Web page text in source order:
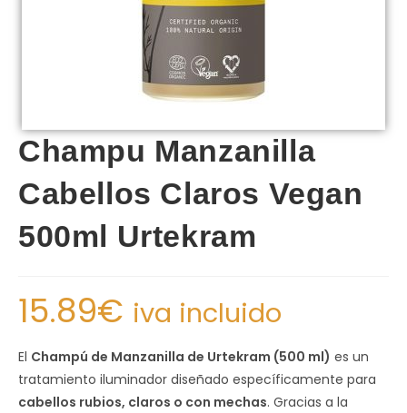
Champu Manzanilla
Cabellos Claros Vegan
500ml Urtekram
15.89€ iva incluido
El Champú de Manzanilla de Urtekram (500 ml) es un
tratamiento iluminador diseñado específicamente para
cabellos rubios, claros o con mechas. Gracias a la